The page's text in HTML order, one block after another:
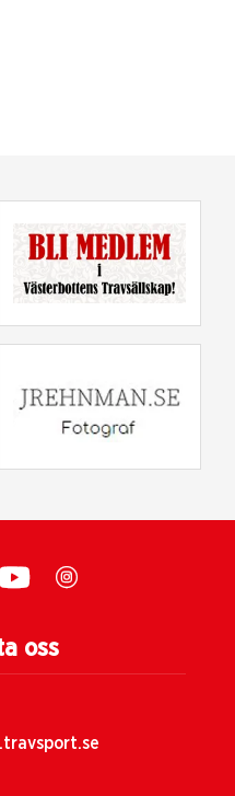
oss